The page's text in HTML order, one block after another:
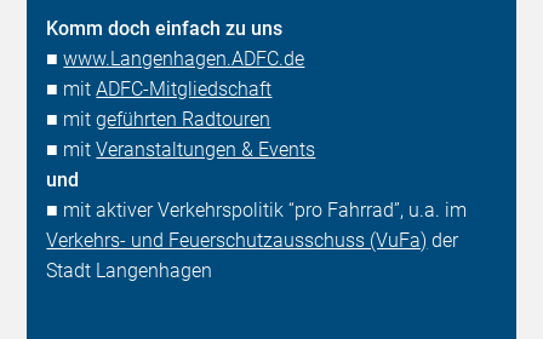
Komm doch einfach zu uns
■www.Langenhagen.ADFC.de
■ mitADFC-Mitgliedschaft
■ mitgeführten Radtouren
■ mitVeranstaltungen & Events
und
■ mit aktiver Verkehrspolitik “pro Fahrrad”, u.a. im
Verkehrs- und Feuerschutzausschuss (VuFa) der
Stadt Langenhagen